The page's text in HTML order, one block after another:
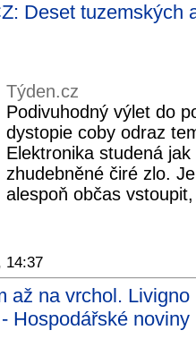
Deset tuzemských
Týden.cz
Podivuhodný výlet do
dystopie coby odraz
Elektronika studená
zhudebněné čiré zlo.
alespoň občas
14:37
až na vrchol.
Hospodářské noviny